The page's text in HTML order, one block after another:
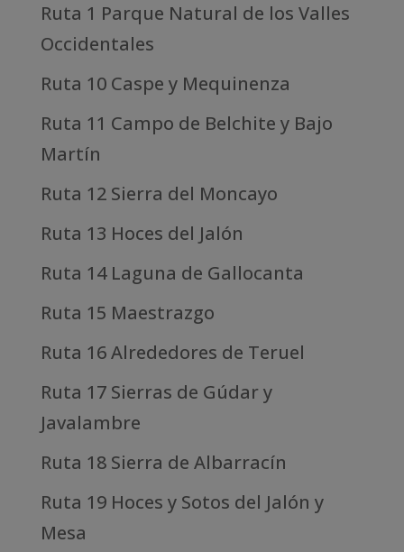
Ruta 1 Parque Natural de los Valles
Occidentales
Ruta 10 Caspe y Mequinenza
Ruta 11 Campo de Belchite y Bajo
Martín
Ruta 12 Sierra del Moncayo
Ruta 13 Hoces del Jalón
Ruta 14 Laguna de Gallocanta
Ruta 15 Maestrazgo
Ruta 16 Alrededores de Teruel
Ruta 17 Sierras de Gúdar y
Javalambre
Ruta 18 Sierra de Albarracín
Ruta 19 Hoces y Sotos del Jalón y
Mesa